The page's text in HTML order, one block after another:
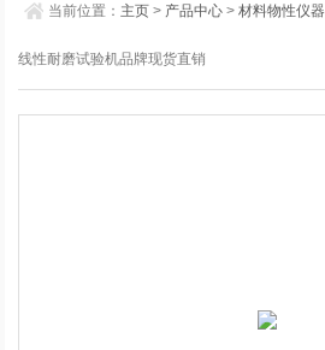
当前位置： 主页 > 产品中心 >材料物性仪器
线性耐磨试验机品牌现货直销